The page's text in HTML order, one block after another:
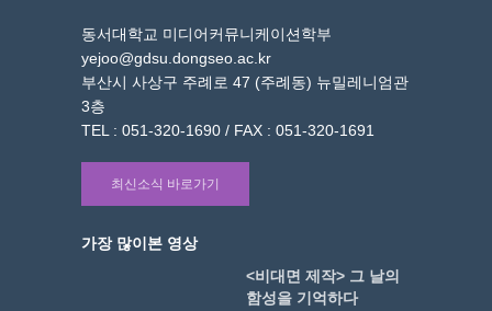
동서대학교 미디어커뮤니케이션학부
yejoo@gdsu.dongseo.ac.kr
부산시 사상구 주례로 47 (주례동) 뉴밀레니엄관
3층
TEL : 051-320-1690 / FAX : 051-320-1691
최신소식 바로가기
가장 많이본 영상
<비대면 제작> 그 날의
함성을 기억하다